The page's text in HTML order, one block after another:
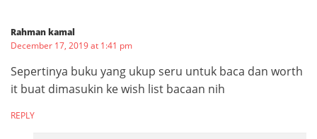
Rahman kamal
December 17, 2019 at 1:41 pm
Sepertinya buku yang ukup seru untuk baca dan worth
it buat dimasukin ke wish list bacaan nih
REPLY